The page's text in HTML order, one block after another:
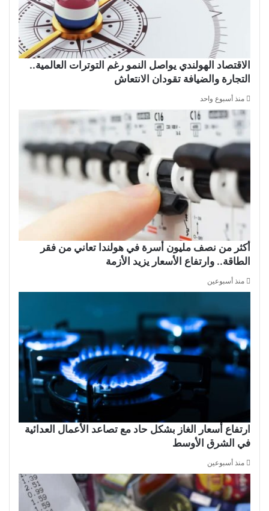
الاقتصاد الهولندي يواصل النمو رغم التوترات العالمية..
التجارة والضيافة تقودان الانتعاش
منذ أسبوع واحد
أكثر من نصف مليون أسرة في هولندا تعاني من فقر
الطاقة.. وارتفاع الأسعار يزيد الأزمة
منذ أسبوعين
ارتفاع أسعار الغاز بشكل حاد مع تصاعد الأعمال العدائية
في الشرق الأوسط
منذ أسبوعين